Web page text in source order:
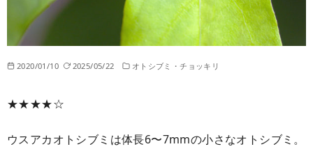
2020/01/10 2025/05/22 オトシブミ・チョッキリ
★★★★☆
ウスアカオトシブミは体長6〜7mmの小さなオトシブミ。